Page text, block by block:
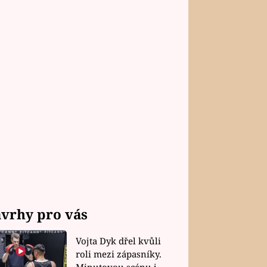
pro vás
Vojta Dyk dřel kvůli
roli mezi zápasníky.